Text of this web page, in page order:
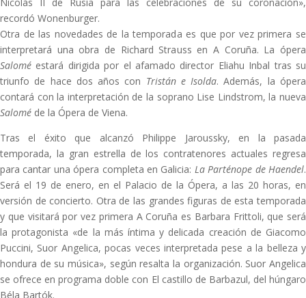
recordó Wonenburger.
Otra de las novedades de la temporada es que por vez primera se
interpretará una obra de Richard Strauss en A Coruña. La ópera
Salomé estará dirigida por el afamado director Eliahu Inbal tras su
triunfo de hace dos años con Tristán e Isolda. Además, la ópera
contará con la interpretación de la soprano Lise Lindstrom, la nueva
Salomé de la Ópera de Viena.
Tras el éxito que alcanzó Philippe Jaroussky, en la pasada
temporada, la gran estrella de los contratenores actuales regresa
para cantar una ópera completa en Galicia: La Parténope de Haendel.
Será el 19 de enero, en el Palacio de la Ópera, a las 20 horas, en
versión de concierto. Otra de las grandes figuras de esta temporada
y que visitará por vez primera A Coruña es Barbara Frittoli, que será
la protagonista «de la más íntima y delicada creación de Giacomo
Puccini, Suor Angelica, pocas veces interpretada pese a la belleza y
hondura de su música», según resalta la organización. Suor Angelica
se ofrece en programa doble con El castillo de Barbazul, del húngaro
Béla Bartók.